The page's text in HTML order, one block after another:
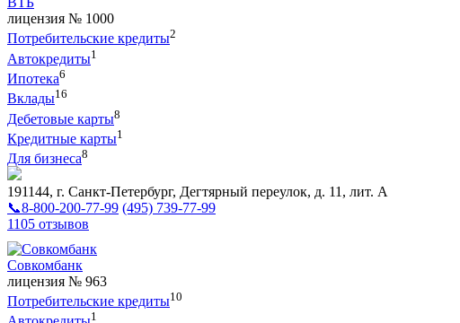
лицензия № 1000
Потребительские кредиты2
Автокредиты1
Ипотека6
Вклады16
Дебетовые карты8
Кредитные карты1
Для бизнеса8
191144, г. Санкт-Петербург, Дегтярный переулок, д. 11, лит. А
📞8-800-200-77-99 (495) 739-77-99
1105 отзывов
Совкомбанк
лицензия № 963
Потребительские кредиты10
1